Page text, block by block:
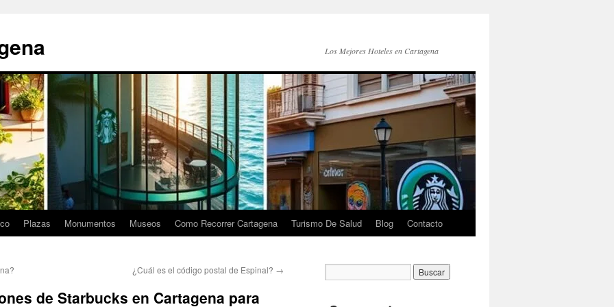
Los Mejores Hoteles en Cartagena
Plazas Monumentos Museos Como Recorrer Cartagena Turismo De Salud Blog Contacto
¿Cuál es el código postal de Espinal? →
de Starbucks en Cartagena para